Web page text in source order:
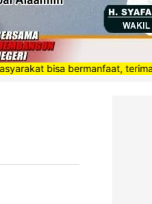
bermanfaat, terimakasih”